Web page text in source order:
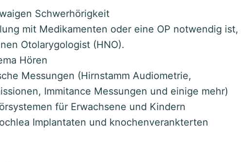
Schwerhörigkeit
mit Medikamenten oder eine OP notwendig ist,
Otolarygologist (HNO).
Hören
Messungen (Hirnstamm Audiometrie,
Immitance Messungen und einige mehr)
für Erwachsene und Kindern
Implantaten und knochenverankterten